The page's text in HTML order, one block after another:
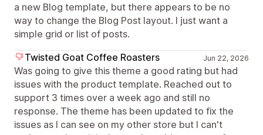
a new Blog template, but there appears to be no
way to change the Blog Post layout. I just want a
simple grid or list of posts.
Twisted Goat Coffee Roasters
Jun 22, 2026
Was going to give this theme a good rating but had
issues with the product template. Reached out to
support 3 times over a week ago and still no
response. The theme has been updated to fix the
issues as I can see on my other store but I can't